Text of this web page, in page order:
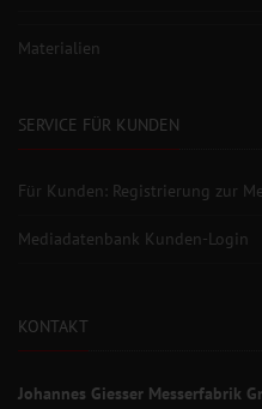
Materialien
SERVICE FÜR KUNDEN
Für Kunden: Registrierung zur
Mediadatenbank Kunden-Login
KONTAKT
Johannes Giesser Messerfabrik